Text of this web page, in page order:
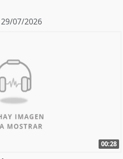
29/07/2026
00:28